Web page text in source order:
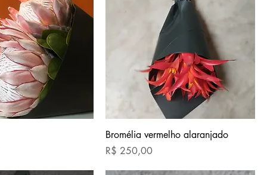
Bromélia vermelho alaranjado
Preço
R$ 250,00